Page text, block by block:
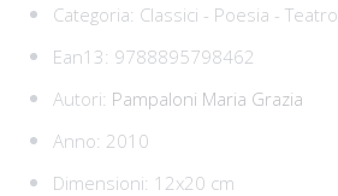
Categoria: Classici - Poesia - Teatro
Ean13: 9788895798462
Autori: Pampaloni Maria Grazia
Anno: 2010
Dimensioni: 12x20 cm